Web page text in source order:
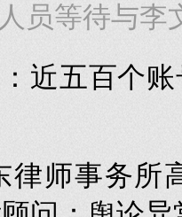
员等待与李
近五百个
律师事务